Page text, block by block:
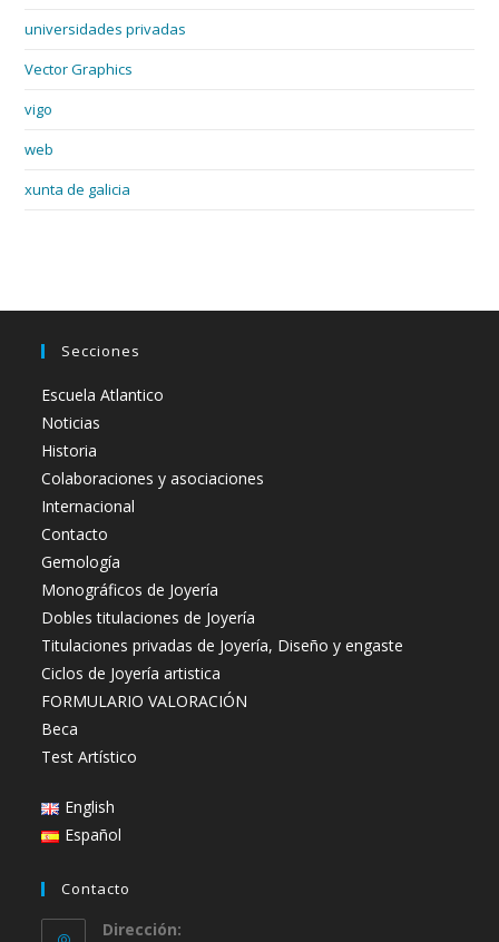
universidades privadas
Vector Graphics
vigo
web
xunta de galicia
Secciones
Escuela Atlantico
Noticias
Historia
Colaboraciones y asociaciones
Internacional
Contacto
Gemología
Monográficos de Joyería
Dobles titulaciones de Joyería
Titulaciones privadas de Joyería, Diseño y engaste
Ciclos de Joyería artistica
FORMULARIO VALORACIÓN
Beca
Test Artístico
English
Español
Contacto
Dirección: